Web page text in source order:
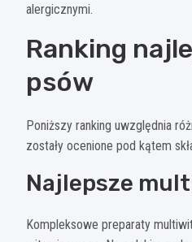
alergicznymi.
Ranking
psów
Poniższy ranking uwzględnia
zostały ocenione pod kątem
Najlepsze
Kompleksowe preparaty